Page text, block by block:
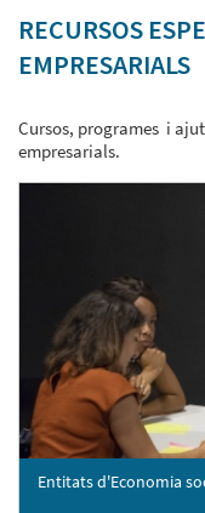
RECURSOS
EMPRESARIALS
Cursos, programes i
empresarials.
Entitats d'Economia